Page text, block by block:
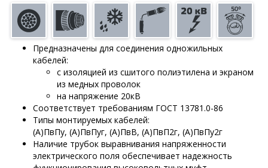
Предназначены для соединения одножильных
кабелей:
с изоляцией из сшитого полиэтилена и экраном
из медных проволок
на напряжение 20кВ
Соответствует требованиям ГОСТ 13781.0-86
Типы монтируемых кабелей:
(А)ПвПу, (А)ПвПуг, (А)ПвВ, (А)ПвП2г, (А)ПвПу2г
Наличие трубок выравнивания напряженности
электрического поля обеспечивает надежность